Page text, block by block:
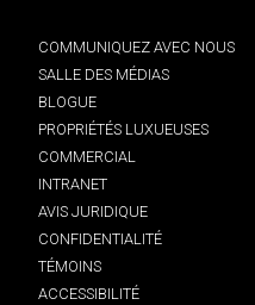
COMMUNIQUEZ AVEC NOUS
SALLE DES MÉDIAS
BLOGUE
PROPRIÉTÉS LUXUEUSES
COMMERCIAL
INTRANET
AVIS JURIDIQUE
CONFIDENTIALITÉ
TÉMOINS
ACCESSIBILITÉ